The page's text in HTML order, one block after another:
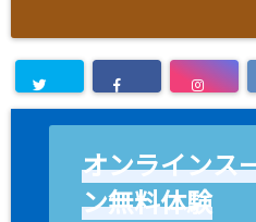
オンラインス
ン無料体験